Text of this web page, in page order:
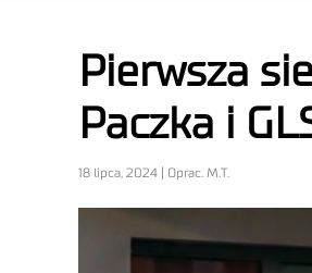
Pierwsza
Paczka i
18 lipca, 2024 | Oprac. M.T.